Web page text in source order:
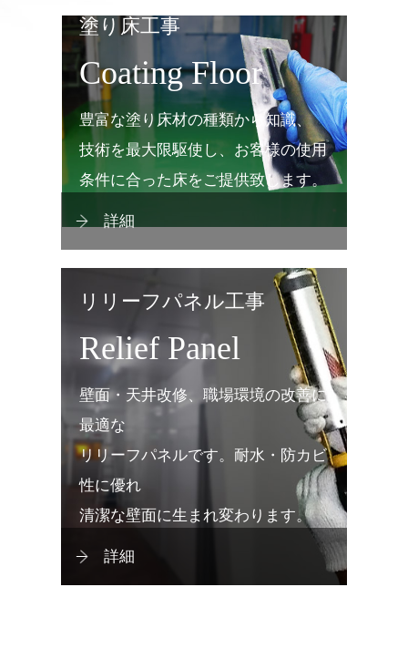
塗り床工事
Coating Floor
豊富な塗り床材の種類から知識、
技術を最大限駆使し、お客様の使用
条件に合った床をご提供致します。
詳細
リリーフパネル工事
Relief Panel
壁面・天井改修、職場環境の改善に
最適な
リリーフパネルです。耐水・防カビ
性に優れ
清潔な壁面に生まれ変わります。
詳細